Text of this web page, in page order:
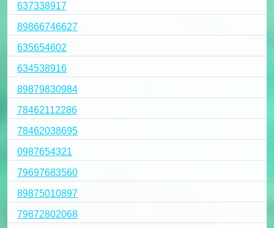
637338917
89866746627
635654602
634538916
89879830984
78462112286
78462038695
0987654321
79697683560
89875010897
79872802068